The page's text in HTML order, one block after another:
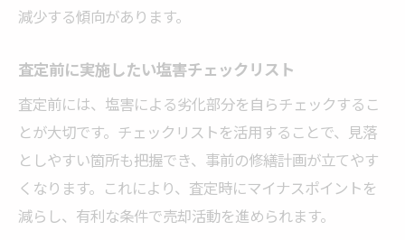
減少する傾向があります。
査定前に実施したい塩害チェックリスト
査定前には、塩害による劣化部分を自らチェックするこ
とが大切です。チェックリストを活用することで、見落
としやすい箇所も把握でき、事前の修繕計画が立てやす
くなります。これにより、査定時にマイナスポイントを
減らし、有利な条件で売却活動を進められます。